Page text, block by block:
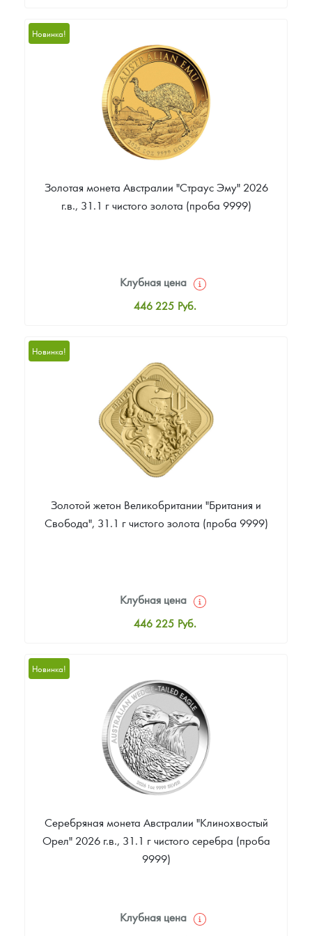
Цена выкупа
Звоните
Новинка!
Золотая монета Австралии "Страус Эму" 2026
г.в., 31.1 г чистого золота (проба 9999)
Клубная цена
446 225 Руб.
Цена выкупа
394 165 Руб.
Новинка!
Золотой жетон Великобритании "Британия и
Свобода", 31.1 г чистого золота (проба 9999)
Клубная цена
446 225 Руб.
Цена выкупа
Звоните
Новинка!
Серебряная монета Австралии "Клинохвостый
Орел" 2026 г.в., 31.1 г чистого серебра (проба
9999)
Клубная цена